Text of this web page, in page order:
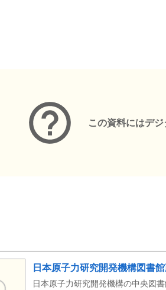
この資料にはデジ
日本原子力研究開発機構図書
日本原子力研究開発機構の中央図